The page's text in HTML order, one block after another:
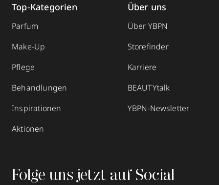
Top-Kategorien
Parfum
Make-Up
Pflege
Behandlungen
Inspirationen
Aktionen
Über uns
Über YBPN
Storefinder
Karriere
BEAUTYtalk
YBPN-Newsletter
Folge uns jetzt auf Social